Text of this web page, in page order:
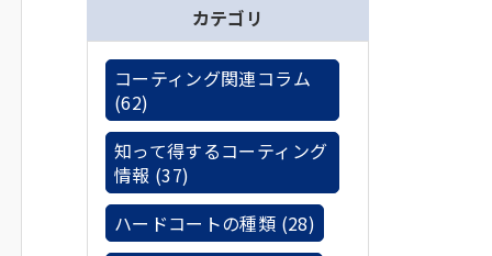
カテゴリ
コーティング関連コラム
(62)
知って得するコーティング
情報 (37)
ハードコートの種類 (28)